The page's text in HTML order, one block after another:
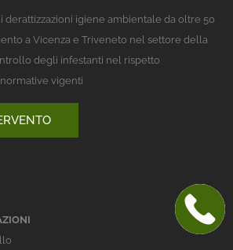
derattizzazioni igiene ambientale da oltre 50
a Vicenza e Triveneto nel settore della
degli infestanti nel rispetto
vigenti